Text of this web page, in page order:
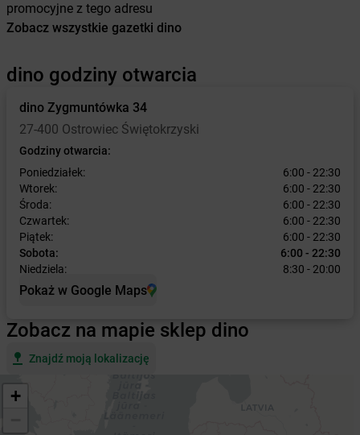
promocyjne z tego adresu
Zobacz wszystkie gazetki dino
dino godziny otwarcia
dino Zygmuntówka 34
27-400 Ostrowiec Świętokrzyski
Godziny otwarcia:
Poniedziałek:
6:00 - 22:30
Wtorek:
6:00 - 22:30
Środa:
6:00 - 22:30
Czwartek:
6:00 - 22:30
Piątek:
6:00 - 22:30
Sobota:
6:00 - 22:30
Niedziela:
8:30 - 20:00
Pokaż w Google Maps
Zobacz na mapie sklep dino
Znajdź moją lokalizację
+